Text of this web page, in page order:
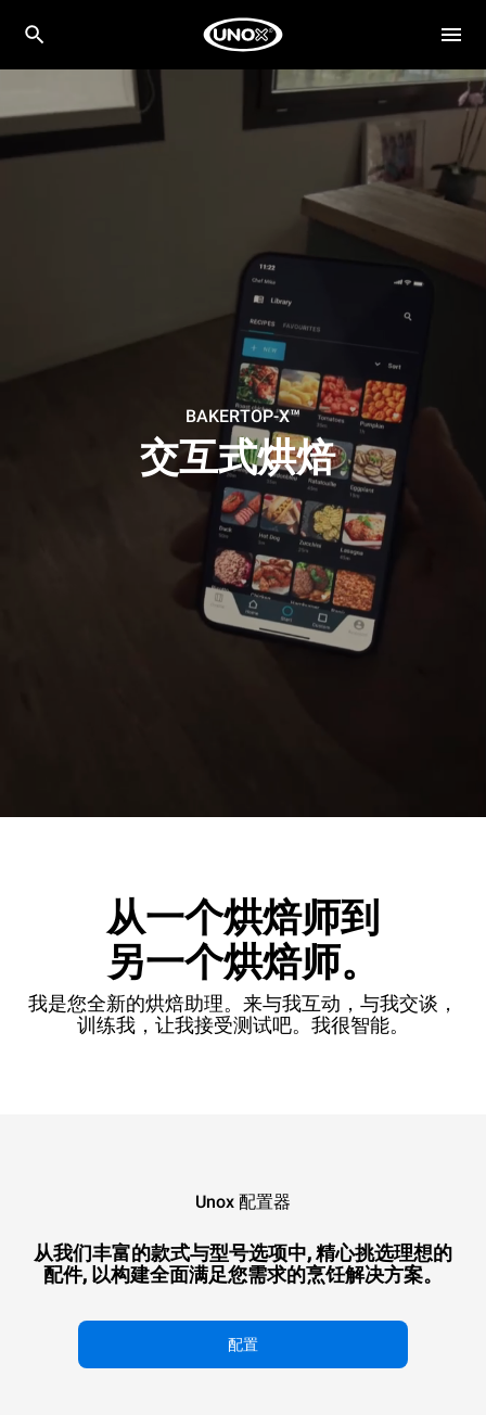
BAKERTOP-X™
交互式烘焙
从一个烘焙师到
另一个烘焙师。
我是您全新的烘焙助理。来与我互动，与我交谈，
训练我，让我接受测试吧。我很智能。
Unox 配置器
从我们丰富的款式与型号选项中, 精心挑选理想的
配件, 以构建全面满足您需求的烹饪解决方案。
配置